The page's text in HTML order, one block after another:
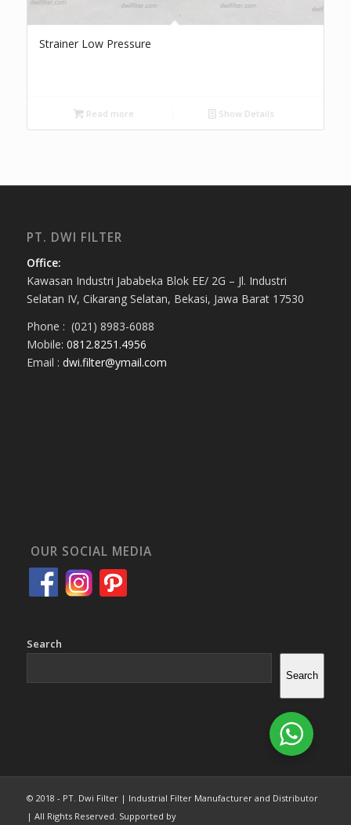
Strainer Low Pressure
Read more Show Details
PT. DWI FILTER
Office:
Kawasan Industri Jababeka Blok EE/ 2G – Jl. Industri
Selatan IV, Cikarang Selatan, Bekasi, Jawa Barat 17530
Phone : (021) 8983-6088
Mobile: 0812.8251.4956
Email : dwi.filter@ymail.com
OUR SOCIAL MEDIA
Search
Search
© 2018 - PT. Dwi Filter | Industrial Filter Manufacturer and Distributor
| All Rights Reserved. Supported by